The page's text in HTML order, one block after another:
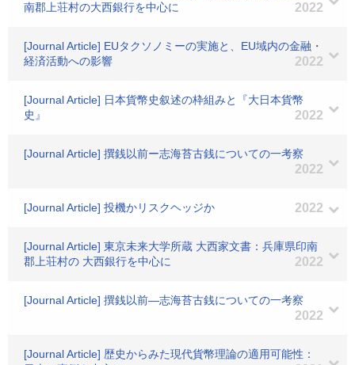
南郡上荘村の大西銀行を中心に
2022
[Journal Article] EUタクソノミーの実施と、EU域内の金融・
経済活動への影響
2022
[Journal Article] 日本貨幣史叙述の枠組みと『大日本貨幣
史』
2022
[Journal Article] 撰銭以前ー志海苔古銭についての一考察
2022
[Journal Article] 投機かリスクヘッジか 2022
[Journal Article] 東京未来大学所蔵 大西家文書：兵庫県印南
郡上荘村の 大西銀行を中心に
2022
[Journal Article] 撰銭以前―志海苔古銭についての一考察
2022
[Journal Article] 歴史からみた現代貨幣理論の適用可能性：